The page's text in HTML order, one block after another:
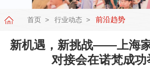
首页 行业动态 前沿趋势
新机遇，新挑战——上海
对接会在诺梵成功